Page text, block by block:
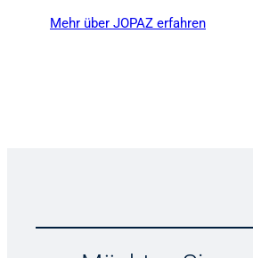
Mehr über JOPAZ erfahren